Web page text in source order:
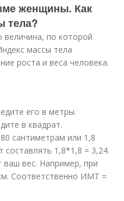
женщины. Как
тела?
по которой
массы тела
роста и веса человека.
его в метры.
в квадрат.
сантиметрам или 1,8
составлять 1,8*1,8 = 3,24.
ваш вес. Например, при
Соответственно ИМТ =